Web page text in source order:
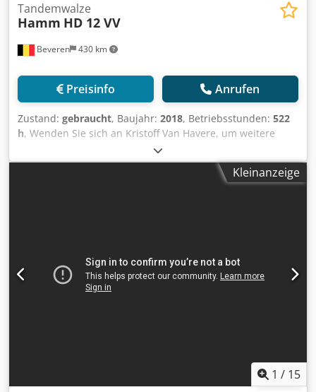
Beveren 430 km
Tandemwalze
Hamm HD 12 VV
Preisinfo Anrufen
Zustand: gebraucht, Baujahr: 2018, Betriebsstunden: 522
h, Wenden Sie sich an Kristoff Van Havere, um weitere
Informationen zu erhalten. Dsdpfxoy Sfc Ie Acpjck
Kleinanzeige
1 / 15